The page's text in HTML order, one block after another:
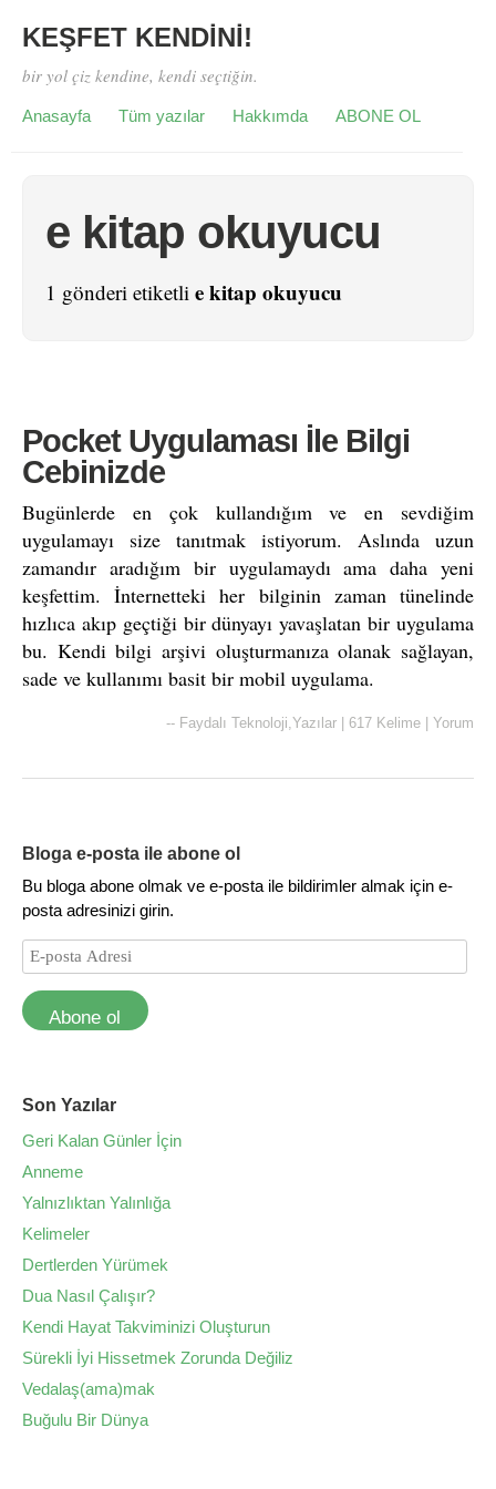
KEŞFET KENDİNİ!
bir yol çiz kendine, kendi seçtiğin.
Anasayfa Tüm yazılar Hakkımda ABONE OL
e kitap okuyucu
1 gönderi etiketli e kitap okuyucu
Pocket Uygulaması İle Bilgi
Cebinizde
Bugünlerde en çok kullandığım ve en sevdiğim
uygulamayı size tanıtmak istiyorum. Aslında uzun
zamandır aradığım bir uygulamaydı ama daha yeni
keşfettim. İnternetteki her bilginin zaman tünelinde
hızlıca akıp geçtiği bir dünyayı yavaşlatan bir uygulama
bu. Kendi bilgi arşivi oluşturmanıza olanak sağlayan,
sade ve kullanımı basit bir mobil uygulama.
-- Faydalı Teknoloji,Yazılar 617 Kelime Yorum
Bloga e-posta ile abone ol
Bu bloga abone olmak ve e-posta ile bildirimler almak için e-
posta adresinizi girin.
Abone ol
Son Yazılar
Geri Kalan Günler İçin
Anneme
Yalnızlıktan Yalınlığa
Kelimeler
Dertlerden Yürümek
Dua Nasıl Çalışır?
Kendi Hayat Takviminizi Oluşturun
Sürekli İyi Hissetmek Zorunda Değiliz
Vedalaş(ama)mak
Buğulu Bir Dünya